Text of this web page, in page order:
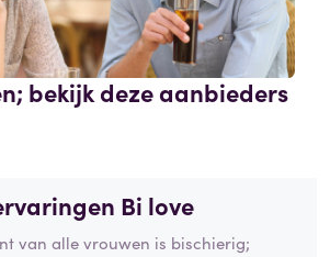
bekijk deze aanbieders
Bi love
van alle vrouwen is bischierig;